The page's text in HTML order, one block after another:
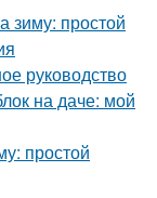
простой
руководство
на даче: мой
простой